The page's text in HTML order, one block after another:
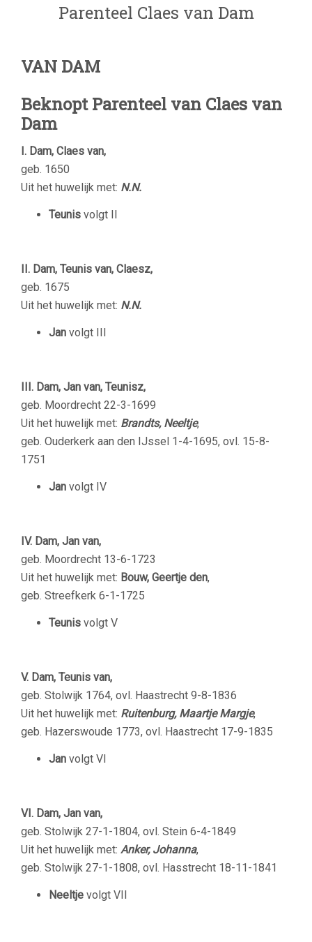
Parenteel Claes van Dam
VAN DAM
Beknopt Parenteel van Claes van
Dam
I. Dam, Claes van,
geb. 1650
Uit het huwelijk met: N.N.
Teunis volgt II
II. Dam, Teunis van, Claesz,
geb. 1675
Uit het huwelijk met: N.N.
Jan volgt III
III. Dam, Jan van, Teunisz,
geb. Moordrecht 22-3-1699
Uit het huwelijk met: Brandts, Neeltje,
geb. Ouderkerk aan den IJssel 1-4-1695, ovl. 15-8-
1751
Jan volgt IV
IV. Dam, Jan van,
geb. Moordrecht 13-6-1723
Uit het huwelijk met: Bouw, Geertje den,
geb. Streefkerk 6-1-1725
Teunis volgt V
V. Dam, Teunis van,
geb. Stolwijk 1764, ovl. Haastrecht 9-8-1836
Uit het huwelijk met: Ruitenburg, Maartje Margje,
geb. Hazerswoude 1773, ovl. Haastrecht 17-9-1835
Jan volgt VI
VI. Dam, Jan van,
geb. Stolwijk 27-1-1804, ovl. Stein 6-4-1849
Uit het huwelijk met: Anker, Johanna,
geb. Stolwijk 27-1-1808, ovl. Hasstrecht 18-11-1841
Neeltje volgt VII